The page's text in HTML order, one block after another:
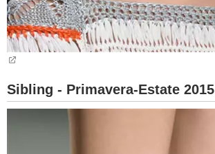
Sibling - Primavera-Estate 2015